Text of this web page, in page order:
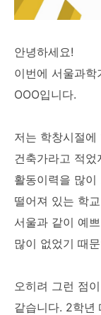
안녕하세요!
이번에 서울과
OOO입니다.
저는 학창시절
건축가라고 적
활동이력을 많
떨어져 있는 학
서울과 같이 예
많이 없었기 때
오히려 그런 점
같습니다. 2학년